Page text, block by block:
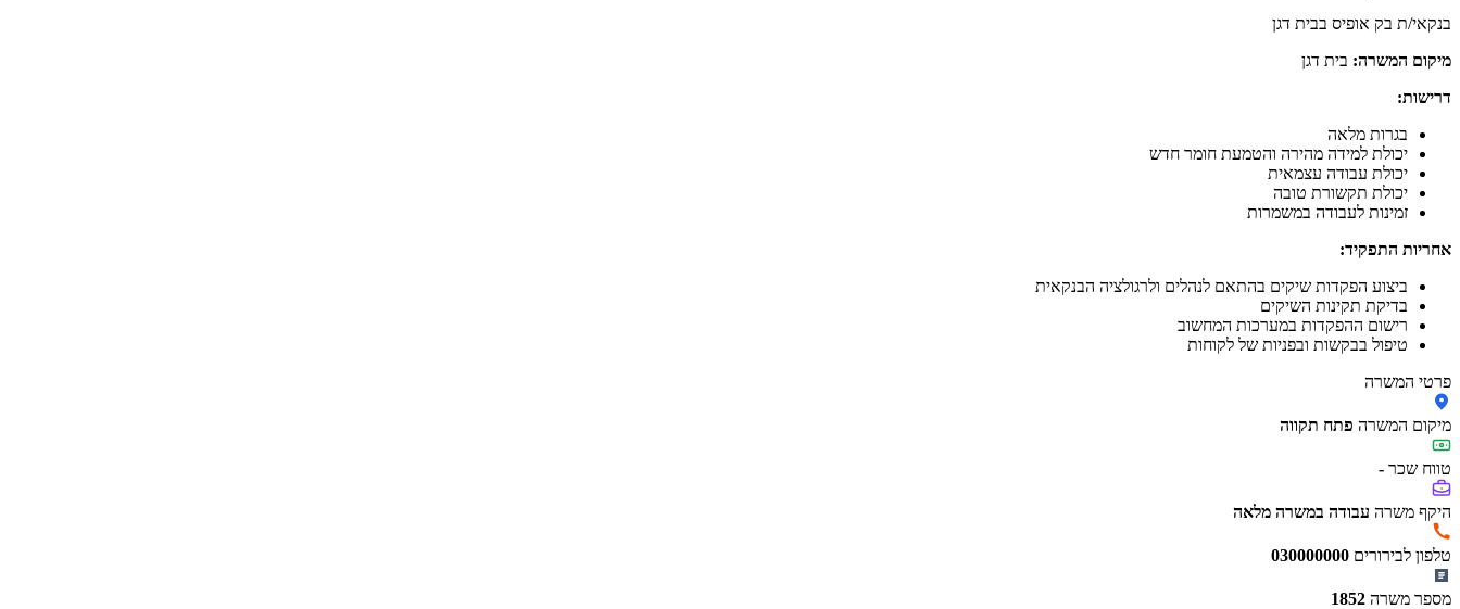
בנקאי/ת בק אופיס בבית דגן
מיקום המשרה: בית דגן
דרישות:
בגרות מלאה
יכולת למידה מהירה והטמעת חומר חדש
יכולת עבודה עצמאית
יכולת תקשורת טובה
זמינות לעבודה במשמרות
אחריות התפקיד:
ביצוע הפקדות שיקים בהתאם לנהלים ולרגולציה הבנקאית
בדיקת תקינות השיקים
רישום ההפקדות במערכות המחשוב
טיפול בבקשות ובפניות של לקוחות
פרטי המשרה
מיקום המשרה פתח תקווה
טווח שכר -
היקף משרה עבודה במשרה מלאה
טלפון לבירורים 030000000
מספר משרה 1852